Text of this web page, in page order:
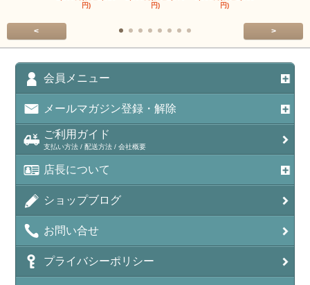
円)
円)
円)
< >
会員メニュー
メールマガジン登録・解除
ご利用ガイド
支払い方法 / 配送方法 / 会社概要
店長について
ショップブログ
お問い合せ
プライバシーポリシー